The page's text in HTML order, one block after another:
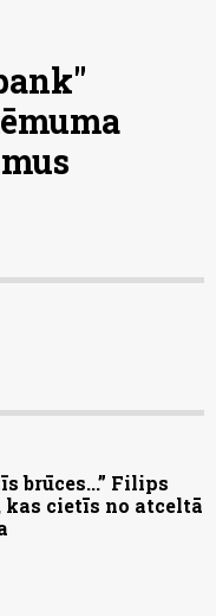
brūces...” Filips
cietīs no atceltā